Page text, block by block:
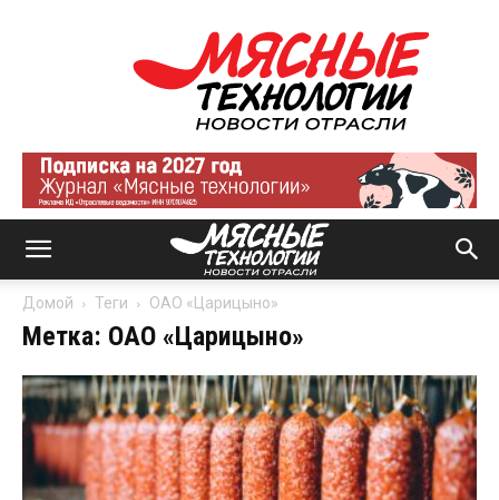
Мясные
технологии
|
Новости
отрасли
Домой Теги ОАО «Царицыно»
Метка: ОАО «Царицыно»